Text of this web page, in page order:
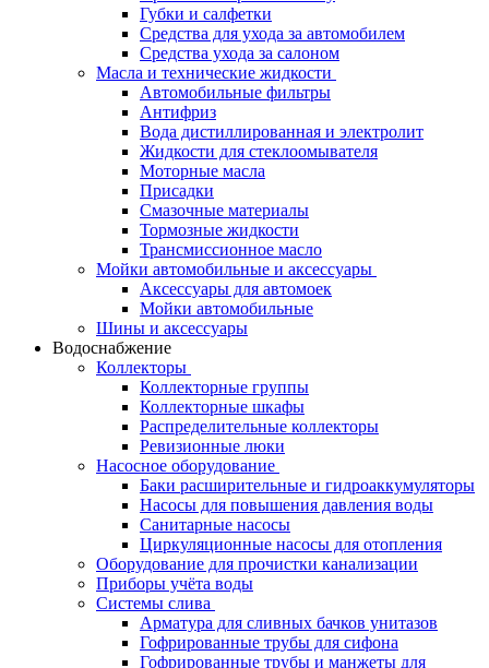
Губки и салфетки
Средства для ухода за автомобилем
Средства ухода за салоном
Масла и технические жидкости
Автомобильные фильтры
Антифриз
Вода дистиллированная и электролит
Жидкости для стеклоомывателя
Моторные масла
Присадки
Смазочные материалы
Тормозные жидкости
Трансмиссионное масло
Мойки автомобильные и аксессуары
Аксессуары для автомоек
Мойки автомобильные
Шины и аксессуары
Водоснабжение
Коллекторы
Коллекторные группы
Коллекторные шкафы
Распределительные коллекторы
Ревизионные люки
Насосное оборудование
Баки расширительные и гидроаккумуляторы
Насосы для повышения давления воды
Санитарные насосы
Циркуляционные насосы для отопления
Оборудование для прочистки канализации
Приборы учёта воды
Системы слива
Арматура для сливных бачков унитазов
Гофрированные трубы для сифона
Гофрированные трубы и манжеты для